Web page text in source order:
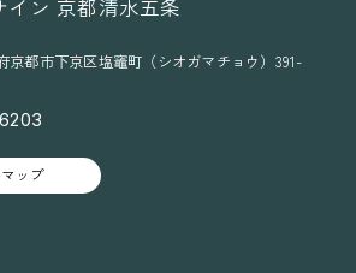
イン 京都清水五条
京都市下京区塩竈町（シオガマチョウ）391-
ップ